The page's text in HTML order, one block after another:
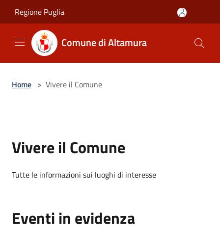
Regione Puglia
Comune di Altamura
Home > Vivere il Comune
Vivere il Comune
Tutte le informazioni sui luoghi di interesse
Eventi in evidenza